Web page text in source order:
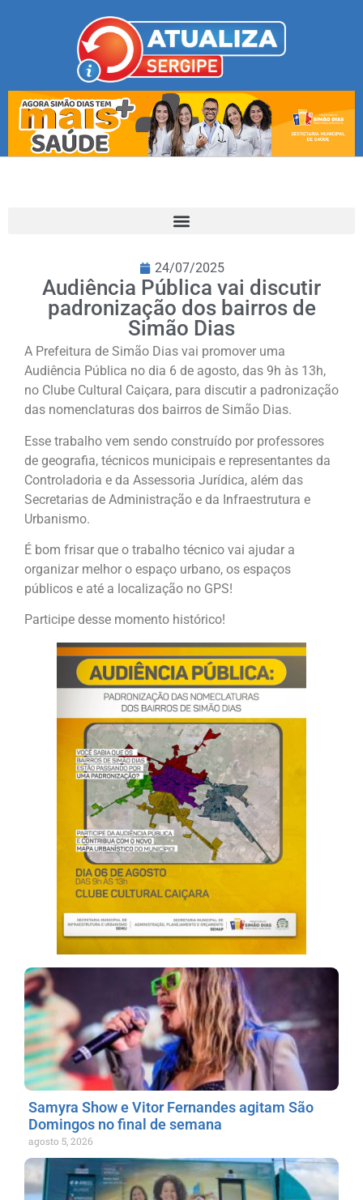
24/07/2025
Audiência Pública vai discutir
padronização dos bairros de
Simão Dias
A Prefeitura de Simão Dias vai promover uma
Audiência Pública no dia 6 de agosto, das 9h às 13h,
no Clube Cultural Caiçara, para discutir a padronização
das nomenclaturas dos bairros de Simão Dias.
Esse trabalho vem sendo construído por professores
de geografia, técnicos municipais e representantes da
Controladoria e da Assessoria Jurídica, além das
Secretarias de Administração e da Infraestrutura e
Urbanismo.
É bom frisar que o trabalho técnico vai ajudar a
organizar melhor o espaço urbano, os espaços
públicos e até a localização no GPS!
Participe desse momento histórico!
Samyra Show e Vitor Fernandes agitam São
Domingos no final de semana
agosto 5, 2026